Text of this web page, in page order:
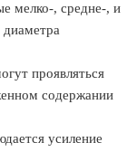
мелко-, средне-, и
проявляться
содержании
усиление